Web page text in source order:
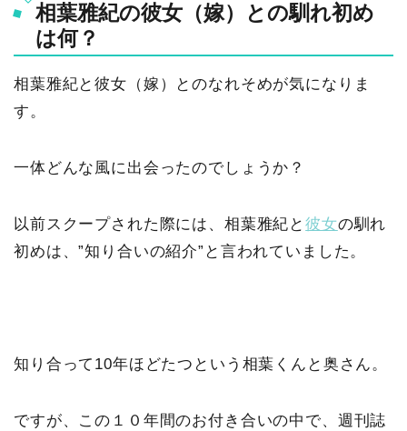
相葉雅紀の彼女（嫁）との馴れ初め
は何？
相葉雅紀と彼女（嫁）とのなれそめが気になりま
す。
一体どんな風に出会ったのでしょうか？
以前スクープされた際には、相葉雅紀と彼女の馴れ
初めは、”知り合いの紹介”と言われていました。
知り合って10年ほどたつという相葉くんと奥さん。
ですが、この１０年間のお付き合いの中で、週刊誌